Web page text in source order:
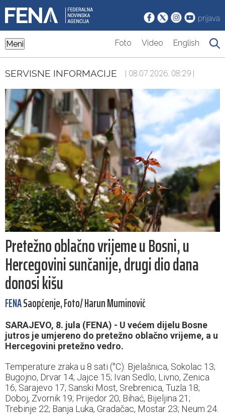
prijava
Meni Foto Video English
SERVISNE INFORMACIJE | 08.07.2026. 08:29 |
Pretežno oblačno vrijeme u Bosni, u
Hercegovini sunčanije, drugi dio dana
donosi kišu
FENASaopćenje, Foto/ Harun Muminović
SARAJEVO, 8. jula (FENA) - U većem dijelu Bosne
jutros je umjereno do pretežno oblačno vrijeme, a u
Hercegovini pretežno vedro.
Temperature zraka u 8 sati (°C): Bjelašnica, Sokolac 13;
Bugojno, Drvar 14; Jajce 15; Ivan Sedlo, Livno, Zenica
16; Sarajevo 17; Sanski Most, Srebrenica, Tuzla 18;
Doboj, Zvornik 19; Prijedor 20; Bihać, Bijeljina 21;
Trebinje 22; Banja Luka, Gradačac, Mostar 23; Neum 24.